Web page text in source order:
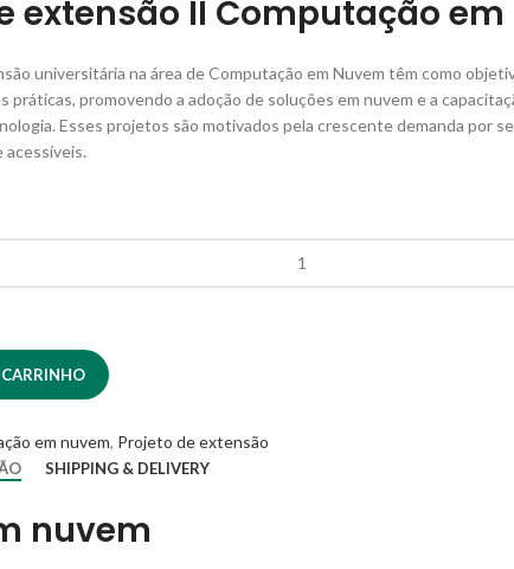
extensão II Computação
universitária na área de Computação em Nuvem têm como
práticas, promovendo a adoção de soluções em nuvem e a
Esses projetos são motivados pela crescente demanda por
acessíveis.
em nuvem, Projeto de extensão
SHIPPING & DELIVERY
nuvem